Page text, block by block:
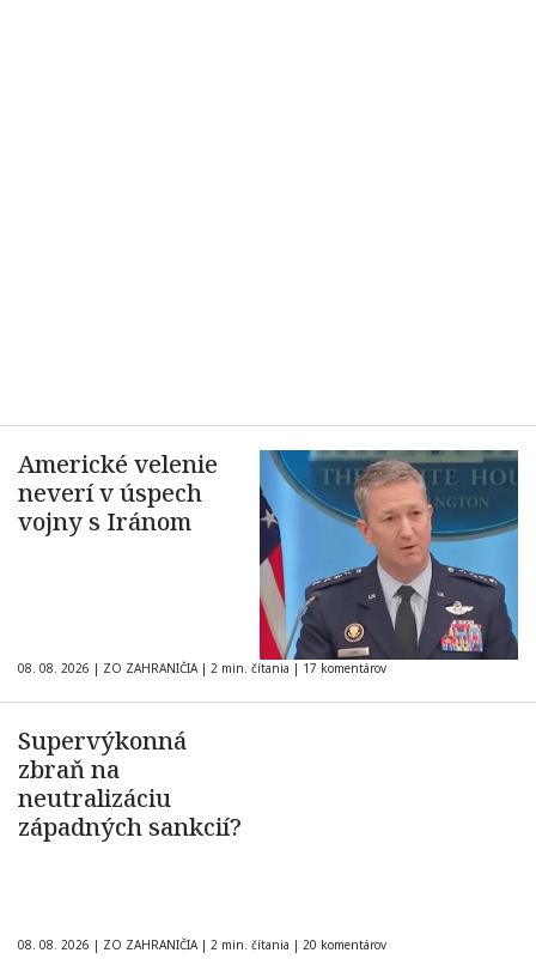
Americké velenie
neverí v úspech
vojny s Iránom
08. 08. 2026 | ZO ZAHRANIČIA | 2 min. čítania | 17 komentárov
Supervýkonná
zbraň na
neutralizáciu
západných sankcií?
08. 08. 2026 | ZO ZAHRANIČIA | 2 min. čítania | 20 komentárov